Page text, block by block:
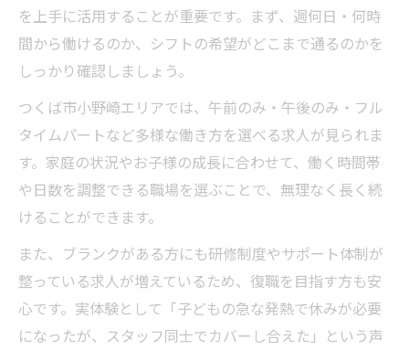
を上手に活用することが重要です。まず、週何日・何時
間から働けるのか、シフトの希望がどこまで通るのかを
しっかり確認しましょう。
つくば市小野崎エリアでは、午前のみ・午後のみ・フル
タイムパートなど多様な働き方を選べる求人が見られま
す。家庭の状況やお子様の成長に合わせて、働く時間帯
や日数を調整できる職場を選ぶことで、無理なく長く続
けることができます。
また、ブランクがある方にも研修制度やサポート体制が
整っている求人が増えているため、復職を目指す方も安
心です。実体験として「子どもの急な発熱で休みが必要
になったが、スタッフ同士でカバーし合えた」という声